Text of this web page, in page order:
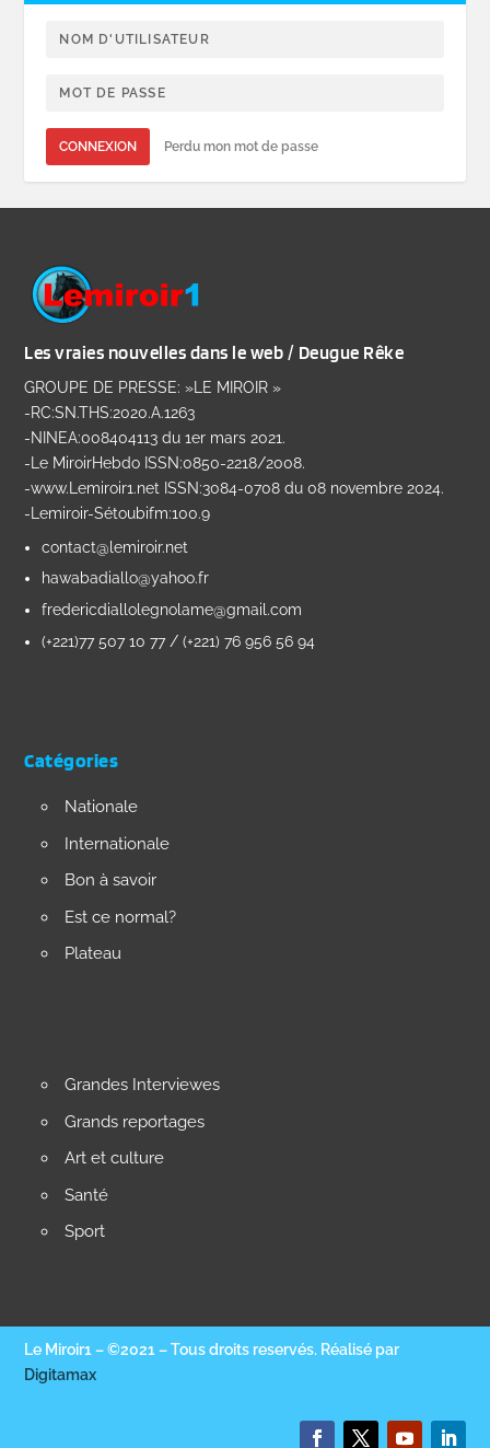
CONNEXION Perdu mon mot de passe
Les vraies nouvelles dans le web / Deugue Rêke
GROUPE DE PRESSE: »LE MIROIR »
-RC:SN.THS:2020.A.1263
-NINEA:008404113 du 1er mars 2021.
-Le MiroirHebdo ISSN:0850-2218/2008.
-www.Lemiroir1.net ISSN:3084-0708 du 08 novembre 2024.
-Lemiroir-Sétoubifm:100.9
contact@lemiroir.net
hawabadiallo@yahoo.fr
fredericdiallolegnolame@gmail.com
(+221)77 507 10 77 / (+221) 76 956 56 94
Catégories
Nationale
Internationale
Bon à savoir
Est ce normal?
Plateau
Grandes Interviewes
Grands reportages
Art et culture
Santé
Sport
Le Miroir1 – ©2021 – Tous droits reservés. Réalisé par
Digitamax